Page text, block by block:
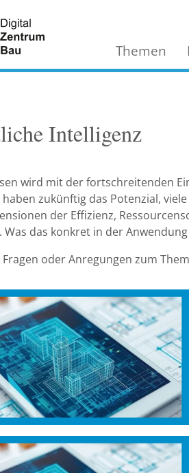
Themen
Intelligenz
wird mit der fortschreitenden
haben zukünftig das Potenzial,
der Effizienz,
Was das konkret in der
Fragen oder Anregungen zum